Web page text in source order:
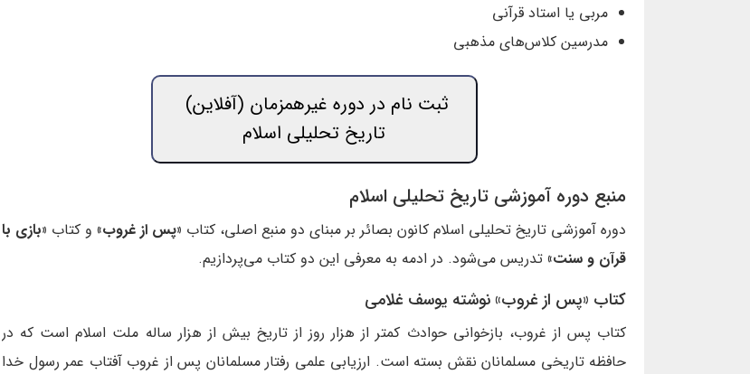
مربی یا استاد قرآنی
مدرسین کلاس‌های مذهبی
ثبت نام در دوره غیرهمزمان (آفلاین)
تاریخ تحلیلی اسلام
منبع دوره آموزشی تاریخ تحلیلی اسلام
دوره آموزشی تاریخ تحلیلی اسلام کانون بصائر بر مبنای دو منبع اصلی، کتاب «پس از غروب» و کتاب «بازی با
قرآن و سنت» تدریس می‌شود. در ادمه به معرفی این دو کتاب می‌پردازیم.
کتاب «پس از غروب» نوشته یوسف غلامی
کتاب پس از غروب، بازخوانی حوادث کمتر از هزار روز از تاریخ بیش از هزار ساله ملت اسلام است که در
حافظه تاریخی مسلمانان نقش بسته است. ارزیابی علمی رفتار مسلمانان پس از غروب آفتاب عمر رسول خدا